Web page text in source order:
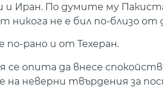
Иран. По думите му
не е бил по-близо от
по-рано и от Техеран.
се опита да внесе
на неверни твърдения за